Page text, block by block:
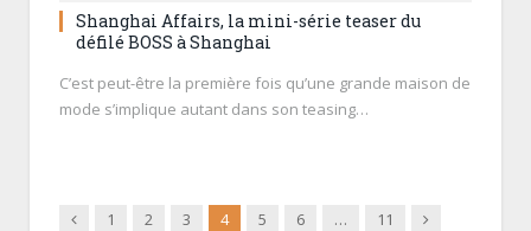
Shanghai Affairs, la mini-série teaser du
défilé BOSS à Shanghai
C’est peut-être la première fois qu’une grande maison de
mode s’implique autant dans son teasing…
Previous
1 2 3 4 5 6 … 11 Next